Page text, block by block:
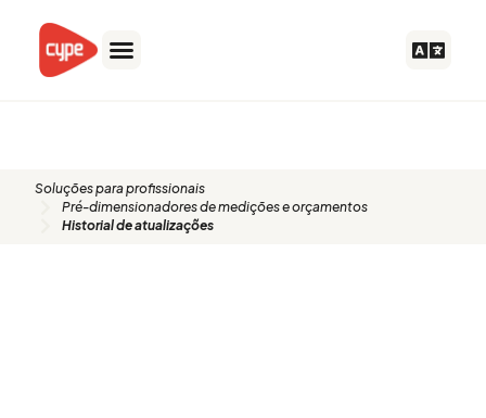
content
Soluções para profissionais
Pré-dimensionadores de medições e orçamentos
Historial de atualizações